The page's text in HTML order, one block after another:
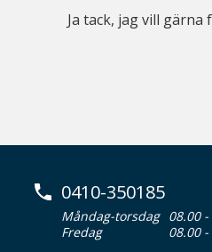
Ja tack, jag vill
0410-350185
Måndag-torsdag 08.00
Fredag
08.00